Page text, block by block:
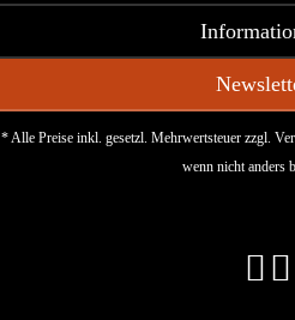
* Alle Preise inkl. gesetzl. Mehrwertsteuer zzgl.
wenn nicht anders